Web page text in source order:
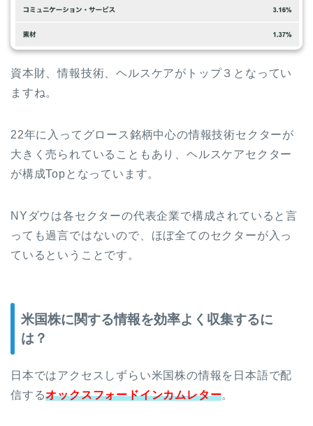
資本財、情報技術、ヘルスケアがトップ３となってい
ますね。
22年に入ってグロース銘柄中心の情報技術セクターが
大きく売られていることもあり、ヘルスケアセクター
が構成Topとなっています。
NYダウは各セクターの代表企業で構成されていると言
っても過言ではないので、ほぼ全てのセクターが入っ
ているということです。
米国株に関する情報を効率よく収集するに
は？
日本ではアクセスしずらい米国株の情報を日本語で配
信するオックスフォードインカムレター。